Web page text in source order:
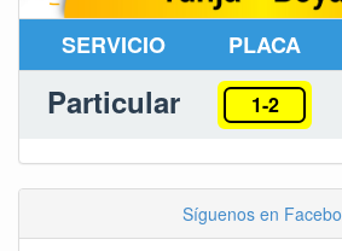
SERVICIO PLACA
Particular 1-2
Síguenos en